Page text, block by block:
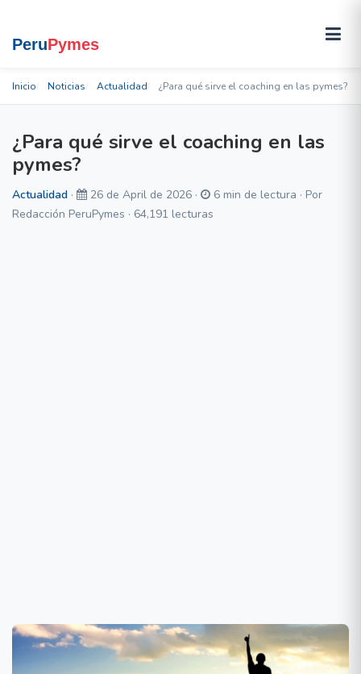
Inicio Noticias Actualidad ¿Para qué sirve el coaching en las pymes?
¿Para qué sirve el coaching en las
pymes?
Actualidad · 26 de April de 2026 ·
6 min de lectura · Por
Redacción PeruPymes · 64,191 lecturas